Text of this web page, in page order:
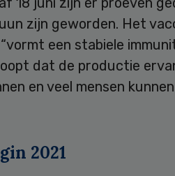
zijn geworden. Het
een stabiele
dat de productie
en veel mensen
2021